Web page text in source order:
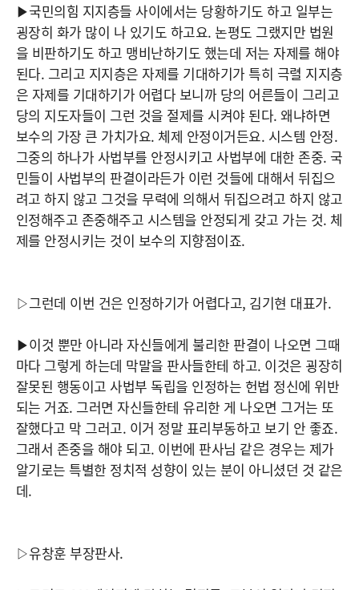
▶국민의힘 지지층들 사이에서는 당황하기도 하고 일부는
굉장히 화가 많이 나 있기도 하고요. 논평도 그랬지만 법원
을 비판하기도 하고 맹비난하기도 했는데 저는 자제를 해야
된다. 그리고 지지층은 자제를 기대하기가 특히 극렬 지지층
은 자제를 기대하기가 어렵다 보니까 당의 어른들이 그리고
당의 지도자들이 그런 것을 절제를 시켜야 된다. 왜냐하면
보수의 가장 큰 가치가요. 체제 안정이거든요. 시스템 안정.
그중의 하나가 사법부를 안정시키고 사법부에 대한 존중. 국
민들이 사법부의 판결이라든가 이런 것들에 대해서 뒤집으
려고 하지 않고 그것을 무력에 의해서 뒤집으려고 하지 않고
인정해주고 존중해주고 시스템을 안정되게 갖고 가는 것. 체
제를 안정시키는 것이 보수의 지향점이죠.
▷그런데 이번 건은 인정하기가 어렵다고, 김기현 대표가.
▶이것 뿐만 아니라 자신들에게 불리한 판결이 나오면 그때
마다 그렇게 하는데 막말을 판사들한테 하고. 이것은 굉장히
잘못된 행동이고 사법부 독립을 인정하는 헌법 정신에 위반
되는 거죠. 그러면 자신들한테 유리한 게 나오면 그거는 또
잘했다고 막 그러고. 이거 정말 표리부동하고 보기 안 좋죠.
그래서 존중을 해야 되고. 이번에 판사님 같은 경우는 제가
알기로는 특별한 정치적 성향이 있는 분이 아니셨던 것 같은
데.
▷유창훈 부장판사.